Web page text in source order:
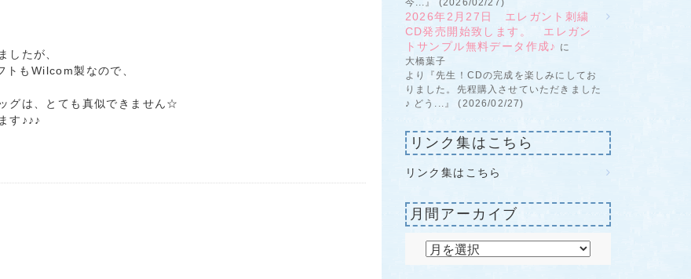
したが、
もWilcom製なので、
グは、とても真似できません☆
す♪♪♪
今...』 (2026/02/27)
2026年2月27日 エレガント刺繍
CD発売開始致します。 エレガン
トサンプル無料データ作成♪ に
大橋葉子
より『先生！CDの完成を楽しみにしてお
りました。先程購入させていただきました
♪ どう...』 (2026/02/27)
リンク集はこちら
リンク集はこちら
月間アーカイブ